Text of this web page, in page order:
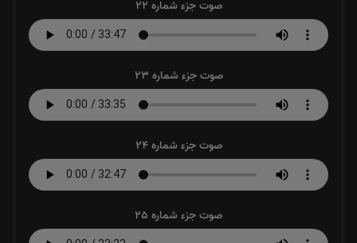
صوت جزء شماره 22
صوت جزء شماره 23
صوت جزء شماره 24
صوت جزء شماره 25